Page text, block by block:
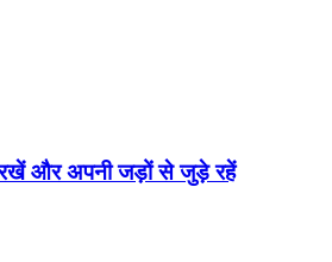
रखें और अपनी जड़ों से जुड़े रहें